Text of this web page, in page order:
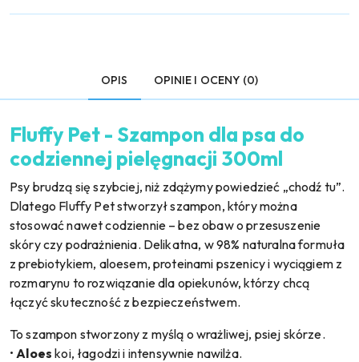
OPIS OPINIE I OCENY (0)
Fluffy Pet - Szampon dla psa do
codziennej pielęgnacji 300ml
Psy brudzą się szybciej, niż zdążymy powiedzieć „chodź tu”.
Dlatego Fluffy Pet stworzył szampon, który można
stosować nawet codziennie – bez obaw o przesuszenie
skóry czy podrażnienia. Delikatna, w 98% naturalna formuła
z prebiotykiem, aloesem, proteinami pszenicy i wyciągiem z
rozmarynu to rozwiązanie dla opiekunów, którzy chcą
łączyć skuteczność z bezpieczeństwem.
To szampon stworzony z myślą o wrażliwej, psiej skórze.
• Aloes koi, łagodzi i intensywnie nawilża.